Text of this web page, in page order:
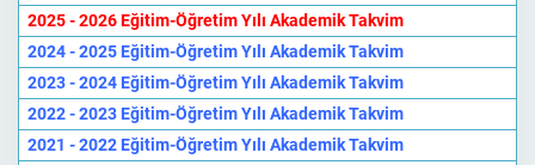
2025 - 2026 Eğitim-Öğretim Yılı Akademik Takvim
2024 - 2025 Eğitim-Öğretim Yılı Akademik Takvim
2023 - 2024 Eğitim-Öğretim Yılı Akademik Takvim
2022 - 2023 Eğitim-Öğretim Yılı Akademik Takvim
2021 - 2022 Eğitim-Öğretim Yılı Akademik Takvim